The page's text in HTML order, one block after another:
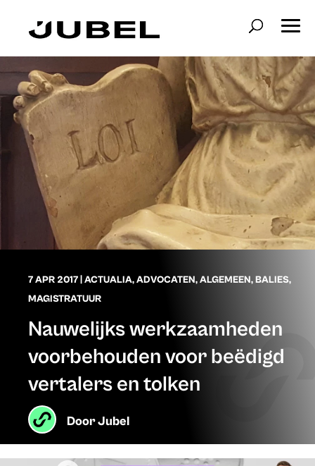
7 APR 2017 ACTUALIA,ADVOCATEN,ALGEMEEN,BALIES,
MAGISTRATUUR
Nauwelijks werkzaamheden
voorbehouden voor beëdigd
vertalers en tolken
DoorJubel